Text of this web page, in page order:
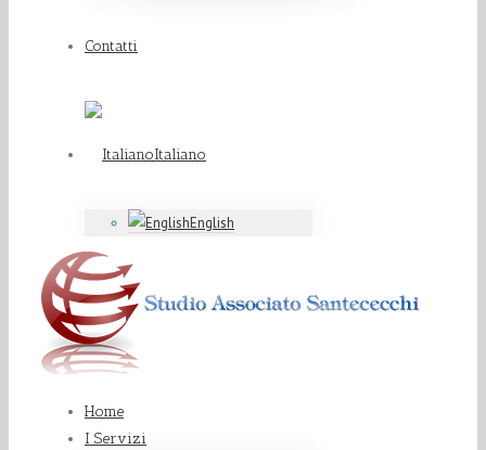
Contatti
Italiano
English
Home
I Servizi